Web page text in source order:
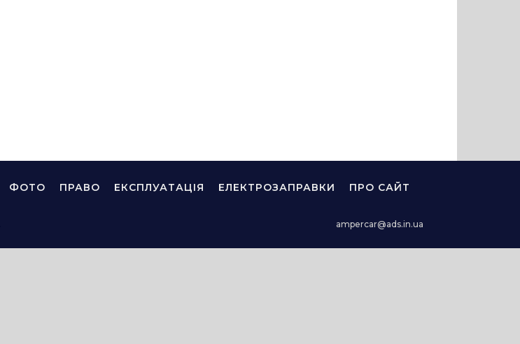
ФОТО ПРАВО ЕКСПЛУАТАЦІЯ ЕЛЕКТРОЗАПРАВКИ ПРО САЙТ
ampercar@ads.in.ua